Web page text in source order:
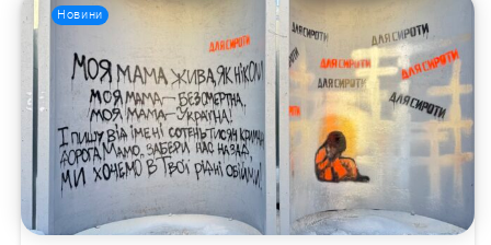
Пошук за запитом:
Новини